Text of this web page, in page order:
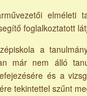
elméleti
foglalkoztatott
a
már nem álló
és a
tekintettel szűnt